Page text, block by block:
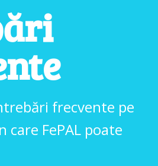
frecvente pe
FePAL poate